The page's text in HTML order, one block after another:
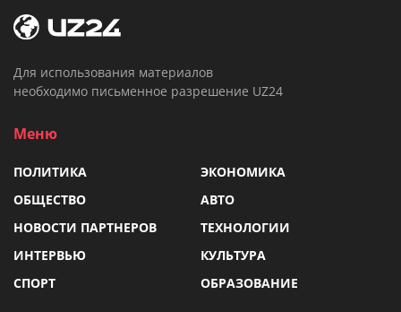
Для использования материалов
необходимо письменное разрешение UZ24
Меню
ПОЛИТИКА
ЭКОНОМИКА
ОБЩЕСТВО
АВТО
НОВОСТИ ПАРТНЕРОВ
ТЕХНОЛОГИИ
ИНТЕРВЬЮ
КУЛЬТУРА
СПОРТ
ОБРАЗОВАНИЕ